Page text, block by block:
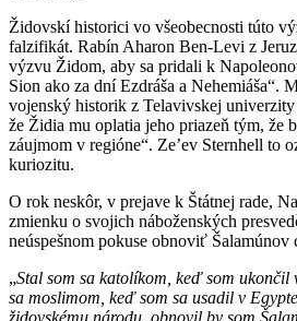
Židovskí historici vo všeobecnosti túto
falzifikát. Rabín Aharon Ben-Levi z
výzvu Židom, aby sa pridali k
Sion ako za dní Ezdráša a Nehemiáša“.
vojenský historik z Telavivskej
že Židia mu oplatia jeho priazeň tým, že
záujmom v regióne“. Ze’ev Sternhell to
kuriozitu.
O rok neskôr, v prejave k Štátnej rade,
zmienku o svojich náboženských
neúspešnom pokuse obnoviť Šalamúnov
„Stal som sa katolíkom, keď som ukončil
sa moslimom, keď som sa usadil v
židovskému národu, obnovil by som